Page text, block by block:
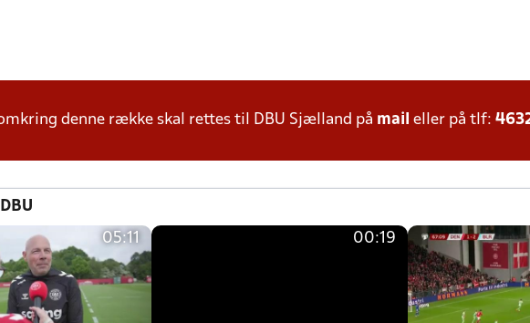
denne række skal rettes til DBU Sjælland på mail eller på tlf:
05:11 00:19